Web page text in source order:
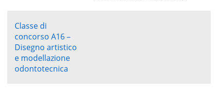
Classe di
concorso A16 –
Disegno artistico
e modellazione
odontotecnica